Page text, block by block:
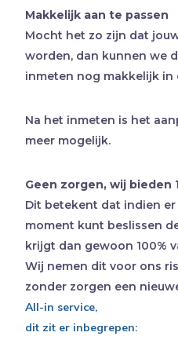
Makkelijk aan te passen
Mocht het zo zijn dat
worden, dan kunnen we
inmeten nog makkelijk in
Na het inmeten is het
meer mogelijk.
Geen zorgen, wij bieden
Dit betekent dat indien
moment kunt beslissen
krijgt dan gewoon 100%
Wij nemen dit voor ons
zonder zorgen een
All-in service,
dit zit er inbegrepen: